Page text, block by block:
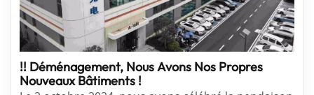
!! Déménagement, Nous Avons Nos Propres
Nouveaux Bâtiments !